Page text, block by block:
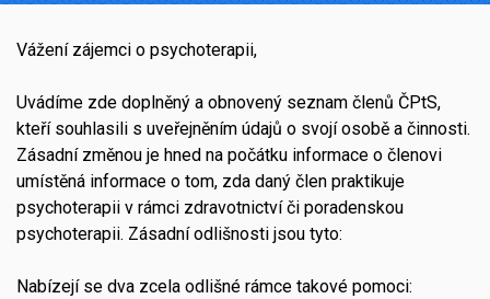
Vážení zájemci o psychoterapii,
Uvádíme zde doplněný a obnovený seznam členů ČPtS,
kteří souhlasili s uveřejněním údajů o svojí osobě a činnosti.
Zásadní změnou je hned na počátku informace o členovi
umístěná informace o tom, zda daný člen praktikuje
psychoterapii v rámci zdravotnictví či poradenskou
psychoterapii. Zásadní odlišnosti jsou tyto:
Nabízejí se dva zcela odlišné rámce takové pomoci: